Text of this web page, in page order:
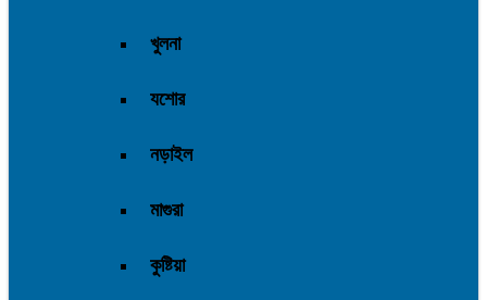
খুলনা
যশোর
নড়াইল
মাগুরা
কুষ্টিয়া